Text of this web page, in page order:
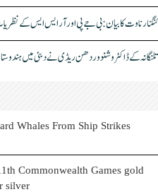
کنگنا رناوت کا بیان: بی جے پی اور آر ایس ایس کے
تلنگانہ کے ڈاکٹر وشنو وردھن ریڈی نے دبئی میں
Whales From Ship Strikes
Commonwealth Games gold
silver